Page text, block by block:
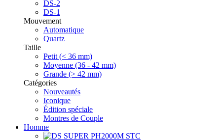
DS-2
DS-1
Mouvement
Automatique
Quartz
Taille
Petit (< 36 mm)
Moyenne (36 - 42 mm)
Grande (> 42 mm)
Catégories
Nouveautés
Iconique
Édition spéciale
Montres de Couple
Homme